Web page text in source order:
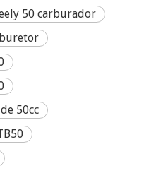
50 carburador
50cc